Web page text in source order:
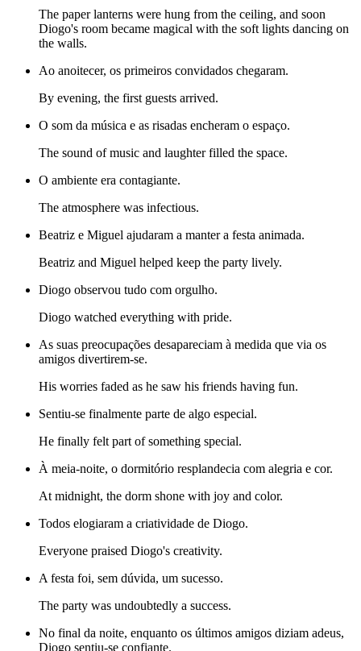
The paper lanterns were hung from the ceiling, and soon
Diogo's room became magical with the soft lights dancing on
the walls.
Ao anoitecer, os primeiros convidados chegaram.
By evening, the first guests arrived.
O som da música e as risadas encheram o espaço.
The sound of music and laughter filled the space.
O ambiente era contagiante.
The atmosphere was infectious.
Beatriz e Miguel ajudaram a manter a festa animada.
Beatriz and Miguel helped keep the party lively.
Diogo observou tudo com orgulho.
Diogo watched everything with pride.
As suas preocupações desapareciam à medida que via os
amigos divertirem-se.
His worries faded as he saw his friends having fun.
Sentiu-se finalmente parte de algo especial.
He finally felt part of something special.
À meia-noite, o dormitório resplandecia com alegria e cor.
At midnight, the dorm shone with joy and color.
Todos elogiaram a criatividade de Diogo.
Everyone praised Diogo's creativity.
A festa foi, sem dúvida, um sucesso.
The party was undoubtedly a success.
No final da noite, enquanto os últimos amigos diziam adeus,
Diogo sentiu-se confiante.